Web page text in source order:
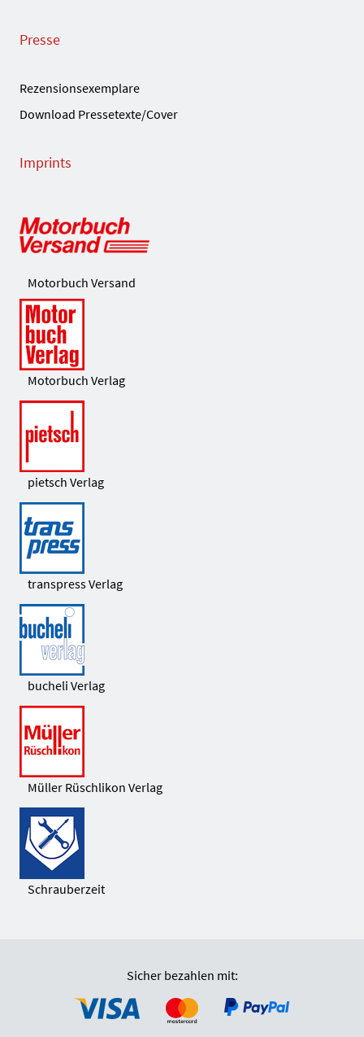
Presse
Rezensionsexemplare
Download Pressetexte/Cover
Imprints
Motorbuch Versand
Motorbuch Verlag
pietsch Verlag
transpress Verlag
bucheli Verlag
Müller Rüschlikon Verlag
Schrauberzeit
Sicher bezahlen mit: